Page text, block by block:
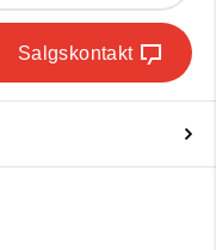
Salgskontakt